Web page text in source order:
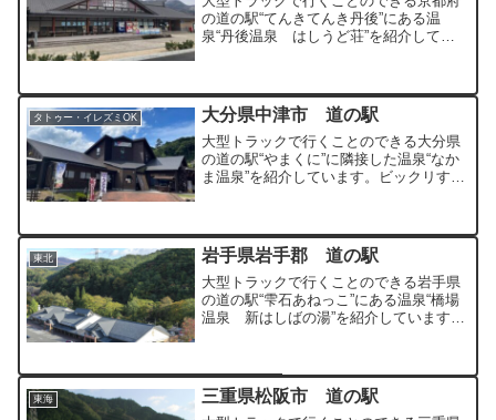
の道の駅“てんきてんき丹後”にある温
泉“丹後温泉 はしうど荘”を紹介してい
タトゥー・イレズミOK 大分県中津市 道の駅
大型トラックで行くことのできる大分県
の道の駅“やまくに”に隣接した温泉“なか
ま温泉”を紹介しています。ビックリする
東北 岩手県岩手郡 道の駅
大型トラックで行くことのできる岩手県
の道の駅“雫石あねっこ”にある温泉“橋場
温泉 新はしばの湯”を紹介しています。
東海 三重県松阪市 道の駅